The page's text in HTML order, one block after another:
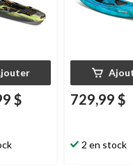
$ 729,99 $
2 en stock